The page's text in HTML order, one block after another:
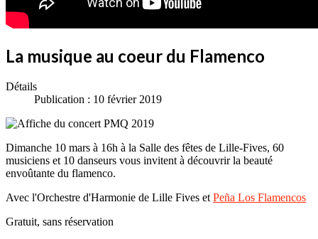
La musique au coeur du Flamenco
Détails
Publication : 10 février 2019
Dimanche 10 mars à 16h à la Salle des fêtes de Lille-Fives, 60
musiciens et 10 danseurs vous invitent à découvrir la beauté
envoûtante du flamenco.
Avec l'Orchestre d'Harmonie de Lille Fives et Peña Los Flamencos
Gratuit, sans réservation